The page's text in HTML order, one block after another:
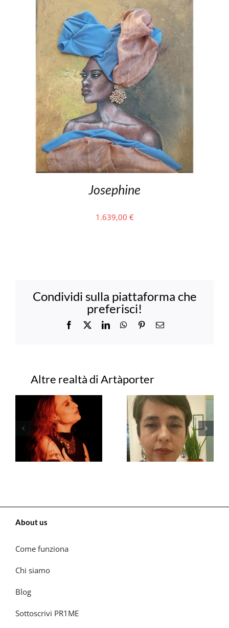
Josephine
1.639,00 €
Condividi sulla piattaforma che
preferisci!
Facebook LinkedInWhatsApp
PinterestEmail
Progetti correlati
About us
Come funziona
Chi siamo
Blog
Sottoscrivi PR1ME